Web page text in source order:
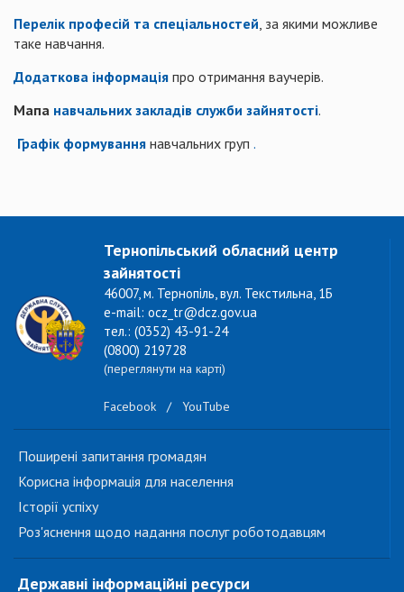
Перелік професій та спеціальностей, за якими можливе
таке навчання.
Додаткова інформація про отримання ваучерів.
Мапа навчальних закладів служби зайнятості.
Графік формування навчальних груп .
Тернопільський обласний центр
зайнятості
46007, м. Тернопіль, вул. Текстильна, 1Б
e-mail: ocz_tr@dcz.gov.ua
тел.: (0352) 43-91-24
(0800) 219728
(переглянути на карті)
Facebook / YouTube
Поширені запитання громадян
Корисна інформація для населення
Історії успіху
Роз'яснення щодо надання послуг роботодавцям
Державні інформаційні ресурси